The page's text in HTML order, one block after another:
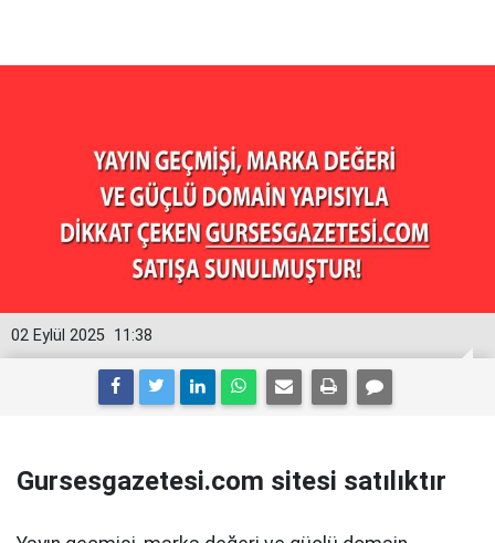
11:38
02 Eylül 2025
Gursesgazetesi.com sitesi satılıktır